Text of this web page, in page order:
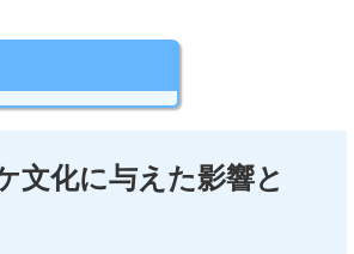
文化に与えた影響と